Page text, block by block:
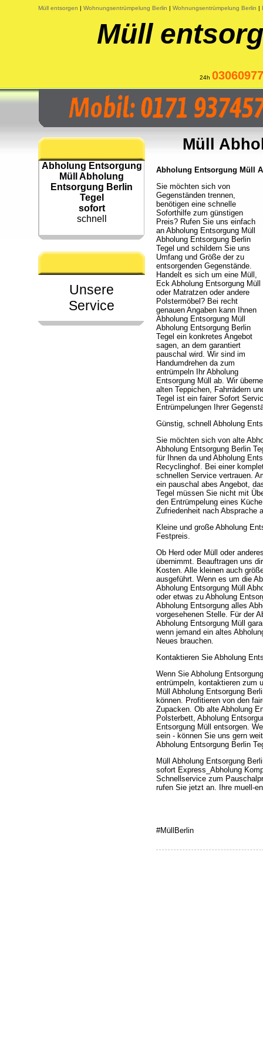
Müll entsorgen | Wohnungsentrümpelung Berlin | Wohnungsentrümpelung Berlin |
Müll
24h
Abholung Entsorgung
Müll Abholung
Entsorgung Berlin
Tegel
sofort
schnell
Unsere
Service
Müll
Abholung Entsorgung Müll
Sie möchten sich von
Gegenständen trennen,
benötigen eine schnelle
Soforthilfe zum günstigen
Preis? Rufen Sie uns einfach
an Abholung Entsorgung Müll
Abholung Entsorgung Berlin
Tegel und schildern Sie uns
Umfang und Größe der zu
entsorgenden Gegenstände.
Handelt es sich um eine Müll,
Eck Abholung Entsorgung Müll
oder Matratzen oder andere
Polstermöbel? Bei recht
genauen Angaben kann Ihnen
Abholung Entsorgung Müll
Abholung Entsorgung Berlin
Tegel ein konkretes Angebot
sagen, an dem garantiert
pauschal wird. Wir sind im
Handumdrehen da zum
entrümpeln Ihr Abholung
Entsorgung Müll ab. Wir
alten Teppichen, Fahrrädern
Tegel ist ein fairer Sofort
Entrümpelungen Ihrer
Günstig, schnell Abholung
Sie möchten sich von alte
Abholung Entsorgung Berlin
für Ihnen da und Abholung
Recyclinghof. Bei einer
schnellen Service vertrauen.
ein pauschal abes Angebot,
Tegel müssen Sie nicht mit
den Entrümpelung eines
Zufriedenheit nach Absprache
Kleine und große Abholung
Festpreis.
Ob Herd oder Müll oder
übernimmt. Beauftragen uns
Kosten. Alle kleinen auch
ausgeführt. Wenn es um die
Abholung Entsorgung Müll
oder etwas zu Abholung
Abholung Entsorgung alles
vorgesehenen Stelle. Für der
Abholung Entsorgung Müll
wenn jemand ein altes
Neues brauchen.
Kontaktieren Sie Abholung
Wenn Sie Abholung
entrümpeln, kontaktieren zum
Müll Abholung Entsorgung
können. Profitieren von den
Zupacken. Ob alte Abholung
Polsterbett, Abholung
Entsorgung Müll entsorgen.
sein - können Sie uns gern
Abholung Entsorgung Berlin
Müll Abholung Entsorgung
sofort Express_Abholung
Schnellservice zum
rufen Sie jetzt an. Ihre muell-
#MüllBerlin